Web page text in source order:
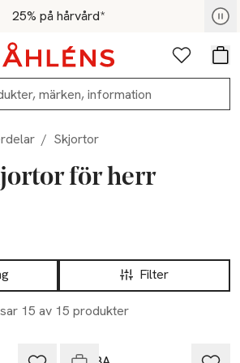
25% på hårvård*
medlemmar - Shoppa nu
Favoriter
/ Skjortor
för herr
Filter
15 av 15 produkter
Nyhet